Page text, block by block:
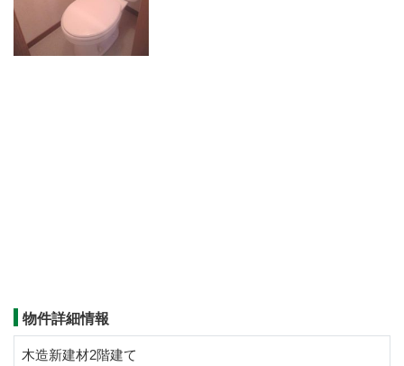
物件詳細情報
木造新建材2階建て